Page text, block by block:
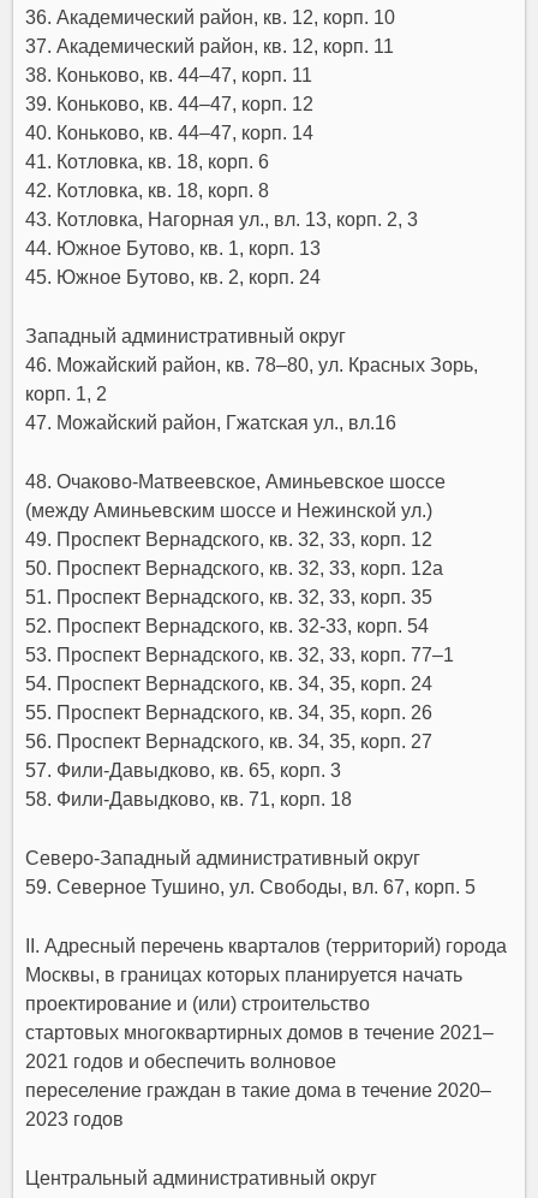
36. Академический район, кв. 12, корп. 10
37. Академический район, кв. 12, корп. 11
38. Коньково, кв. 44–47, корп. 11
39. Коньково, кв. 44–47, корп. 12
40. Коньково, кв. 44–47, корп. 14
41. Котловка, кв. 18, корп. 6
42. Котловка, кв. 18, корп. 8
43. Котловка, Нагорная ул., вл. 13, корп. 2, 3
44. Южное Бутово, кв. 1, корп. 13
45. Южное Бутово, кв. 2, корп. 24
Западный административный округ
46. Можайский район, кв. 78–80, ул. Красных Зорь,
корп. 1, 2
47. Можайский район, Гжатская ул., вл.16
48. Очаково-Матвеевское, Аминьевское шоссе
(между Аминьевским шоссе и Нежинской ул.)
49. Проспект Вернадского, кв. 32, 33, корп. 12
50. Проспект Вернадского, кв. 32, 33, корп. 12а
51. Проспект Вернадского, кв. 32, 33, корп. 35
52. Проспект Вернадского, кв. 32-33, корп. 54
53. Проспект Вернадского, кв. 32, 33, корп. 77–1
54. Проспект Вернадского, кв. 34, 35, корп. 24
55. Проспект Вернадского, кв. 34, 35, корп. 26
56. Проспект Вернадского, кв. 34, 35, корп. 27
57. Фили-Давыдково, кв. 65, корп. 3
58. Фили-Давыдково, кв. 71, корп. 18
Северо-Западный административный округ
59. Северное Тушино, ул. Свободы, вл. 67, корп. 5
II. Адресный перечень кварталов (территорий) города
Москвы, в границах которых планируется начать
проектирование и (или) строительство
стартовых многоквартирных домов в течение 2021–
2021 годов и обеспечить волновое
переселение граждан в такие дома в течение 2020–
2023 годов
Центральный административный округ